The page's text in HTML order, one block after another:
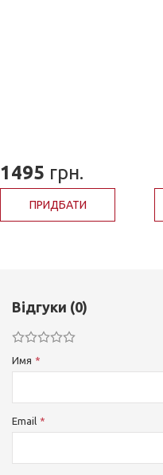
1495 грн.
ПРИДБАТИ
Відгуки (0)
Имя
Email